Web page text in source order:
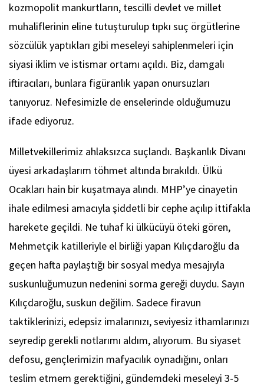
kozmopolit mankurtların, tescilli devlet ve millet
muhaliflerinin eline tutuşturulup tıpkı suç örgütlerine
sözcülük yaptıkları gibi meseleyi sahiplenmeleri için
siyasi iklim ve istismar ortamı açıldı. Biz, damgalı
iftiracıları, bunlara figüranlık yapan onursuzları
tanıyoruz. Nefesimizle de enselerinde olduğumuzu
ifade ediyoruz.
Milletvekillerimiz ahlaksızca suçlandı. Başkanlık Divanı
üyesi arkadaşlarım töhmet altında bırakıldı. Ülkü
Ocakları hain bir kuşatmaya alındı. MHP’ye cinayetin
ihale edilmesi amacıyla şiddetli bir cephe açılıp ittifakla
harekete geçildi. Ne tuhaf ki ülkücüyü öteki gören,
Mehmetçik katilleriyle el birliği yapan Kılıçdaroğlu da
geçen hafta paylaştığı bir sosyal medya mesajıyla
suskunluğumuzun nedenini sorma gereği duydu. Sayın
Kılıçdaroğlu, suskun değilim. Sadece firavun
taktiklerinizi, edepsiz imalarınızı, seviyesiz ithamlarınızı
seyredip gerekli notlarımı aldım, alıyorum. Bu siyaset
defosu, gençlerimizin mafyacılık oynadığını, onları
teslim etmem gerektiğini, gündemdeki meseleyi 3-5